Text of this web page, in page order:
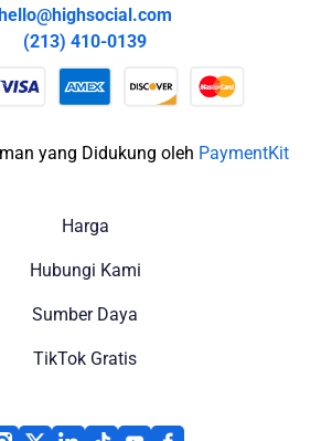
(213) 410-0139
yang Didukung oleh PaymentKit
Harga
Hubungi Kami
Sumber Daya
TikTok Gratis